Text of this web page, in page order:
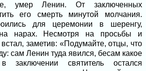
умер Ленин. От заключенных
его смерть минутой молчания.
для церемонии в шеренгу,
нарах. Несмотря на просьбы и
заметив: «Подумайте, отцы, что
сам Ленин туда явился, бесам какое
заключении святитель остался